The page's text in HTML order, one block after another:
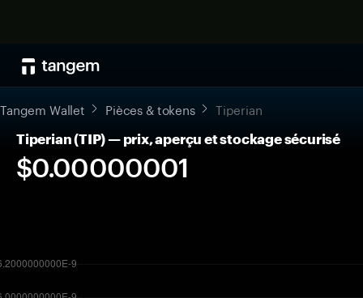
Tangem Wallet Pièces & tokens Tiperian
Tiperian (TIP) — prix, aperçu et stockage sécurisé
$0.00000001